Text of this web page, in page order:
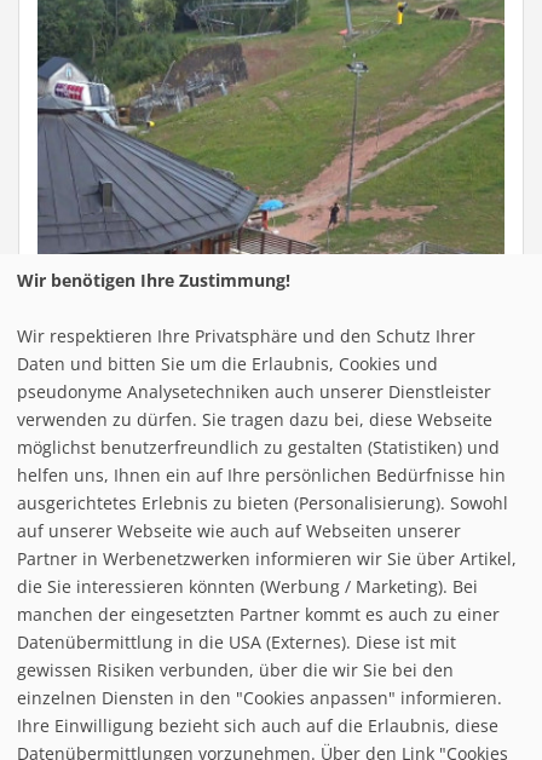
Mlade Buky
k.A.
k.A.
Letzter Schneefall:
01.01.2026
Status:
geschlossen
follow us on facebook
Wir benötigen Ihre Zustimmung!
Wir respektieren Ihre Privatsphäre und den Schutz Ihrer
Daten und bitten Sie um die Erlaubnis, Cookies und
pseudonyme Analysetechniken auch unserer Dienstleister
verwenden zu dürfen. Sie tragen dazu bei, diese Webseite
möglichst benutzerfreundlich zu gestalten (Statistiken) und
helfen uns, Ihnen ein auf Ihre persönlichen Bedürfnisse hin
ausgerichtetes Erlebnis zu bieten (Personalisierung). Sowohl
auf unserer Webseite wie auch auf Webseiten unserer
Partner in Werbenetzwerken informieren wir Sie über Artikel,
die Sie interessieren könnten (Werbung / Marketing). Bei
manchen der eingesetzten Partner kommt es auch zu einer
Datenübermittlung in die USA (Externes). Diese ist mit
gewissen Risiken verbunden, über die wir Sie bei den
einzelnen Diensten in den "Cookies anpassen" informieren.
Ihre Einwilligung bezieht sich auch auf die Erlaubnis, diese
Datenübermittlungen vorzunehmen. Über den Link "Cookies